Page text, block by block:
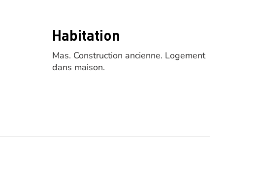
Habitation
Mas. Construction ancienne. Logement
dans maison.